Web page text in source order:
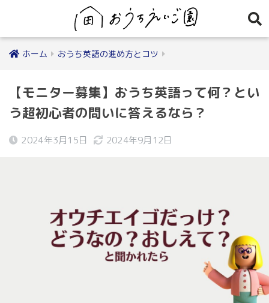
ホーム おうち英語の進め方とコツ
【モニター募集】おうち英語って何？とい
う超初心者の問いに答えるなら？
2024年3月15日 2024年9月12日